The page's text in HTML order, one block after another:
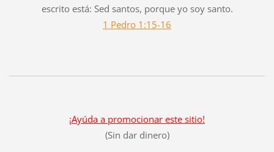
escrito está: Sed santos, porque yo soy santo.
1 Pedro 1:15-16
¡Ayúda a promocionar este sitio!
(Sin dar dinero)